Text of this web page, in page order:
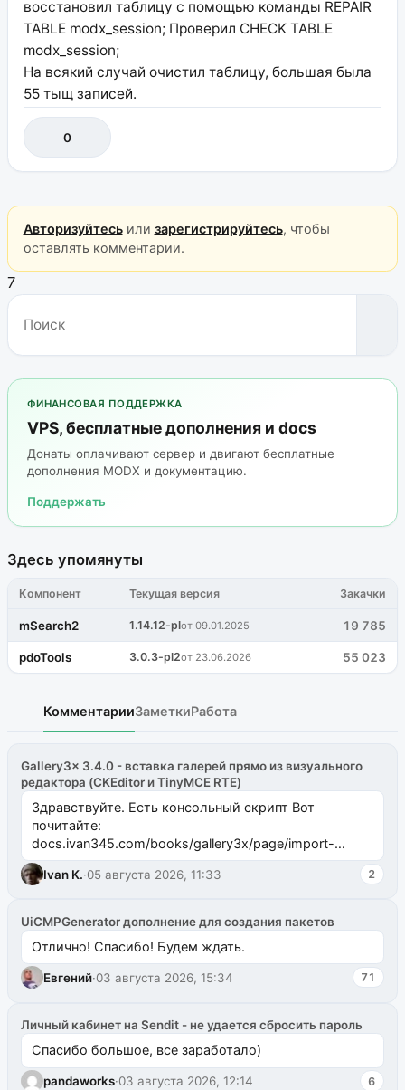
восстановил таблицу с помощью команды REPAIR
TABLE modx_session; Проверил CHECK TABLE
modx_session;
На всякий случай очистил таблицу, большая была
55 тыщ записей.
0
Авторизуйтесьили зарегистрируйтесь, чтобы
оставлять комментарии.
7
ФИНАНСОВАЯ ПОДДЕРЖКА
VPS, бесплатные дополнения и docs
Донаты оплачивают сервер и двигают бесплатные
дополнения MODX и документацию.
Поддержать
Здесь упомянуты
Компонент Текущая версия Закачки
mSearch2 1.14.12-plот 09.01.2025 19 785
pdoTools 3.0.3-pl2от 23.06.2026 55 023
КомментарииЗаметкиРабота
Gallery3x 3.4.0 - вставка галерей прямо из визуального
редактора (CKEditor и TinyMCE RTE)
Здравствуйте. Есть консольный скрипт Вот
почитайте:
docs.ivan345.com/books/gallery3x/page/import-
ms2galleryphp
Ivan K.·05 августа 2026, 11:33 2
UiCMPGenerator дополнение для создания пакетов
Отлично! Спасибо! Будем ждать.
Евгений·03 августа 2026, 15:34 71
Личный кабинет на Sendit - не удается сбросить пароль
Спасибо большое, все заработало)
pandaworks·03 августа 2026, 12:14 6